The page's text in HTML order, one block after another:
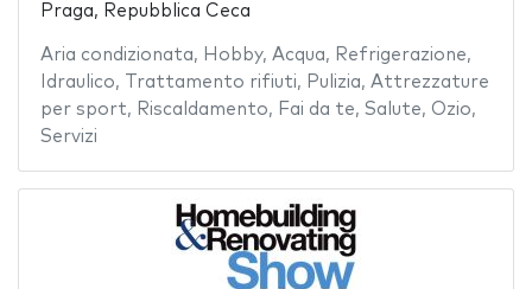
Praga, Repubblica Ceca
Aria condizionata, Hobby, Acqua, Refrigerazione,
Idraulico, Trattamento rifiuti, Pulizia, Attrezzature
per sport, Riscaldamento, Fai da te, Salute, Ozio,
Servizi